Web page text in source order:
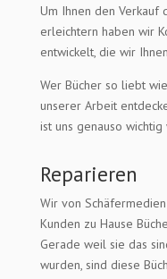
Um Ihnen den Verkauf
erleichtern haben wir
entwickelt, die wir
Wer Bücher so liebt
unserer Arbeit
ist uns genauso wichtig
Reparieren
Wir von
Kunden zu Hause
Gerade weil sie das
wurden, sind diese